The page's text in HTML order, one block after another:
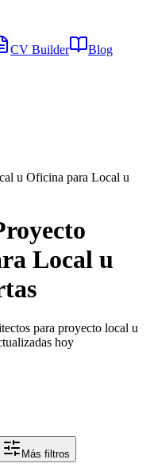
CV Builder Blog
u Oficina para Local u
Local u
para proyecto local u
hoy
Más filtros